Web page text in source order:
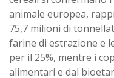
animale europea,
75,7 milioni di
farine di estrazione e
per il 25%, mentre i
alimentari e dal